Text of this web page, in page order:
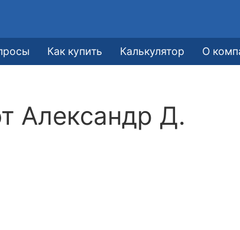
Как купить Калькулятор О
Александр Д.